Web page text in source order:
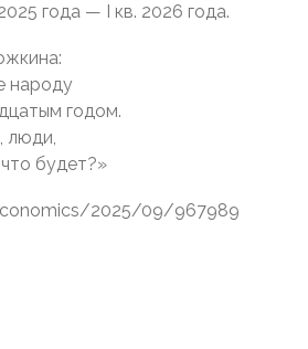
года — I кв. 2026 года.
народу
годом.
люди,
будет?»
2025/09/967989